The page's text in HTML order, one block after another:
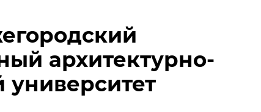
архитектурно-
университет